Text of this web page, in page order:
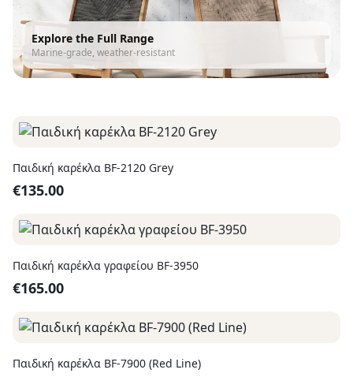
Explore the Full Range
Marine-grade, weather-resistant
Παιδική καρέκλα BF-2120 Grey
€135.00
Παιδική καρέκλα γραφείου BF-3950
€165.00
Παιδική καρέκλα BF-7900 (Red Line)